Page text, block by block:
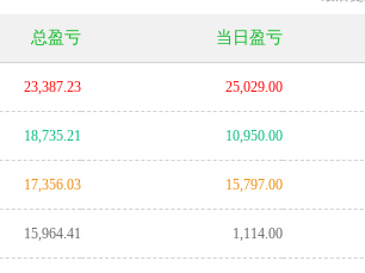
总盈亏 当日盈亏
23,387.23 25,029.00
18,735.21 10,950.00
17,356.03 15,797.00
15,964.41 1,114.00